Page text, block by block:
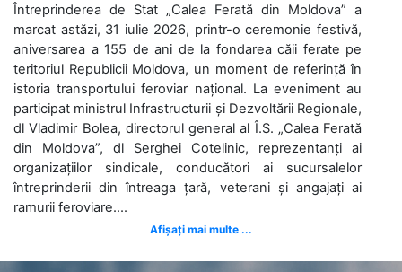
Întreprinderea de Stat „Calea Ferată din Moldova” a
marcat astăzi, 31 iulie 2026, printr-o ceremonie festivă,
aniversarea a 155 de ani de la fondarea căii ferate pe
teritoriul Republicii Moldova, un moment de referință în
istoria transportului feroviar național. La eveniment au
participat ministrul Infrastructurii și Dezvoltării Regionale,
dl Vladimir Bolea, directorul general al Î.S. „Calea Ferată
din Moldova”, dl Serghei Cotelinic, reprezentanți ai
organizațiilor sindicale, conducători ai sucursalelor
întreprinderii din întreaga țară, veterani și angajați ai
ramurii feroviare....
Afișați mai multe ...